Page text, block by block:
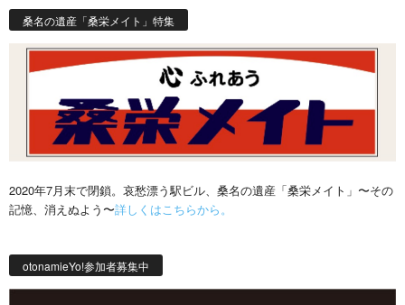
桑名の遺産「桑栄メイト」特集
2020年7月末で閉鎖。哀愁漂う駅ビル、桑名の遺産「桑栄メイト」〜その
記憶、消えぬよう〜詳しくはこちらから。
otonamieYo!参加者募集中